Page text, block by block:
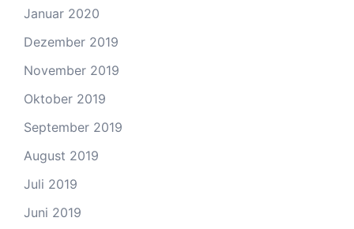
Januar 2020
Dezember 2019
November 2019
Oktober 2019
September 2019
August 2019
Juli 2019
Juni 2019